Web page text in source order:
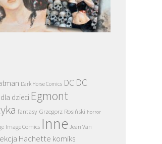
Dark Horse Comics DC DC
dla dzieci Egmont
fantasy Grzegorz Rosiński horror
Image Comics Inne Jean Van
Hachette komiks